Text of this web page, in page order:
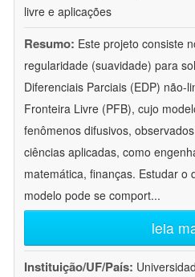
livre e aplicações
Resumo: Este projeto consiste
regularidade (suavidade) para
Diferenciais Parciais (EDP) não-
Fronteira Livre (PFB), cujo
fenômenos difusivos,
ciências aplicadas, como
matemática, finanças. Estudar o
modelo pode se comport...
leia
Instituição/UF/País: